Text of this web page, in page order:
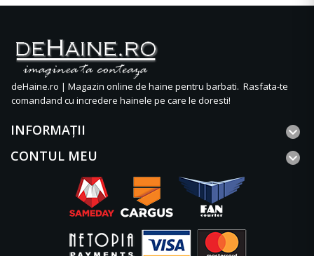
deHaine.ro | Magazin online de haine pentru barbati. Rasfata-te
comandand cu incredere hainele pe care le doresti!
INFORMAŢII
CONTUL MEU